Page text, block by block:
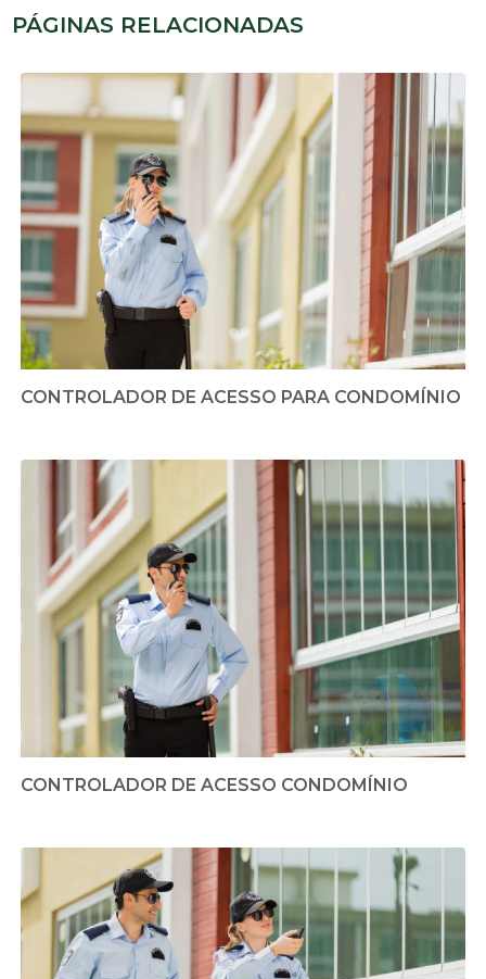
PÁGINAS RELACIONADAS
CONTROLADOR DE ACESSO PARA CONDOMÍNIO
CONTROLADOR DE ACESSO CONDOMÍNIO